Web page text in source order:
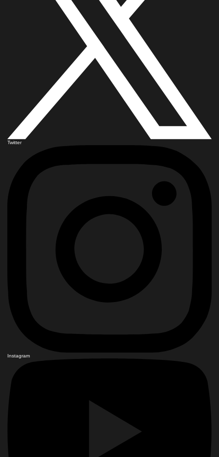
Twitter
Instagram